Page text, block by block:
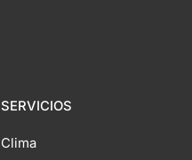
SERVICIOS
Clima